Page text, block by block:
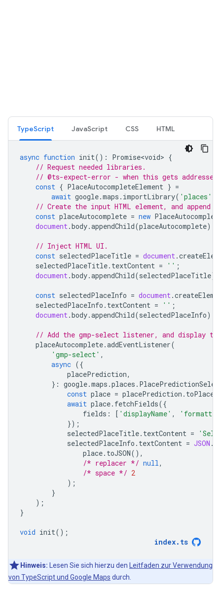
TypeScript JavaScript CSS HTML
async function init() : Promise<void> {
// Request needed libraries.
// @ts-expect-error - when this gets
const { PlaceAutocompleteElement } =
await google.maps . importLibrary( 'places'
// Create the input HTML element, and append
const placeAutocomplete = new
document.body.appendChild(placeAutocomplete);
// Inject HTML UI.
const selectedPlaceTitle = document.
selectedPlaceTitle. textContent = '' ;
document.body.appendChild(selectedPlaceTitle);
const selectedPlaceInfo = document.
selectedPlaceInfo . textContent = '' ;
document.body.appendChild(selectedPlaceInfo);
// Add the gmp-select listener, and display
placeAutocomplete.addEventListener(
'gmp-select' ,
async ({
placePrediction,
} : google.maps .places .
const place = placePrediction . toPlace
await place. fetchFields({
fields : [ 'displayName' ,
});
selectedPlaceTitle. textContent =
selectedPlaceInfo . textContent = JSON .
place. toJSON(),
/* replacer */ null,
/* space */ 2
);
}
);
}
void init();
index. ts
Hinweis: Lesen Sie sich hierzu den
Leitfaden zur Verwendung
von TypeScript und Google Maps durch.